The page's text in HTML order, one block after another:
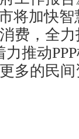
将加快
费，全
推动
多的民